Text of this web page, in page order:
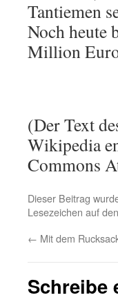
Tantiemen
Noch heute
Million
(Der Text
Wikipedia
Commons
Dieser Beitrag
Lesezeichen auf den
← Mit dem
Schreibe